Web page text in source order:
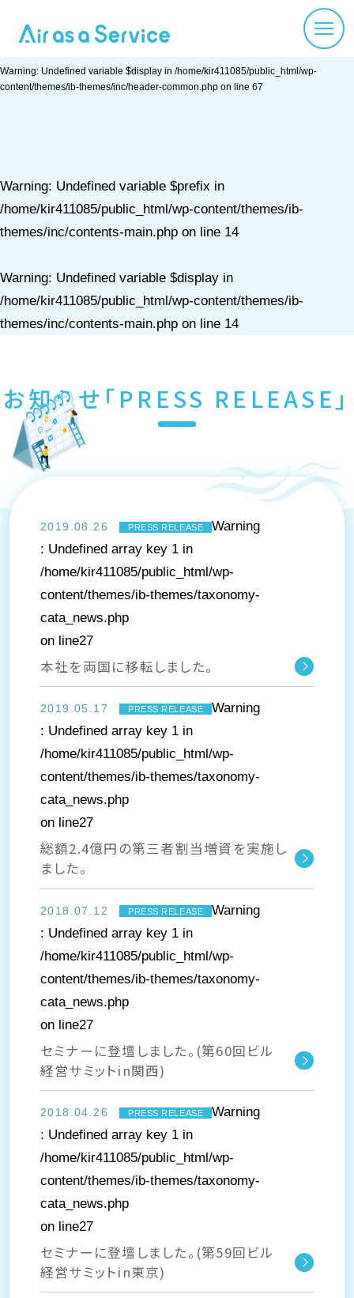
Warning : Undefined variable $prefix in
/home/kir411085/public_html/wp-
content/themes/ib-themes/inc/header-common.php
Warning: Undefined variable $display in /home/kir411085/public_html/wp-
content/themes/ib-themes/inc/header-common.php on line 67
Warning: Undefined variable $prefix in
/home/kir411085/public_html/wp-content/themes/ib-
themes/inc/contents-main.php on line 14
Warning: Undefined variable $display in
/home/kir411085/public_html/wp-content/themes/ib-
themes/inc/contents-main.php on line 14
お知らせ「PRESS RELEASE」
2019.08.26 PRESS RELEASE
Warning
: Undefined array key 1 in
/home/kir411085/public_html/wp-
content/themes/ib-themes/taxonomy-
cata_news.php
on line27
本社を両国に移転しました。
2019.05.17 PRESS RELEASE
Warning
: Undefined array key 1 in
/home/kir411085/public_html/wp-
content/themes/ib-themes/taxonomy-
cata_news.php
on line27
総額2.4億円の第三者割当増資を実施し
ました。
2018.07.12 PRESS RELEASE
Warning
: Undefined array key 1 in
/home/kir411085/public_html/wp-
content/themes/ib-themes/taxonomy-
cata_news.php
on line27
セミナーに登壇しました。(第60回ビル
経営サミットin関西)
2018.04.26 PRESS RELEASE
Warning
: Undefined array key 1 in
/home/kir411085/public_html/wp-
content/themes/ib-themes/taxonomy-
cata_news.php
on line27
セミナーに登壇しました。(第59回ビル
経営サミットin東京)